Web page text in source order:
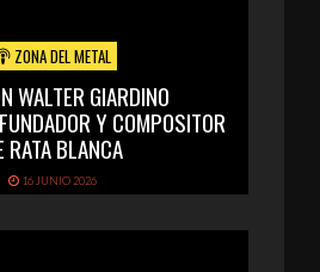
ZONA DEL METAL
WALTER GIARDINO
Y COMPOSITOR
RATA BLANCA
16 JUNIO 2026